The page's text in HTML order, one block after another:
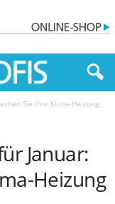
Sie Ihre Klima-Heizung
Januar:
Heizung